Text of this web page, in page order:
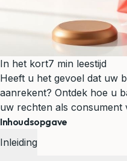
In het kort7 min leestijd
Heeft u het gevoel dat uw
aanrekent? Ontdek hoe u
uw rechten als consument
Inhoudsopgave
Inleiding